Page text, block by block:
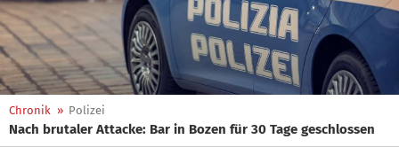
Chronik » Polizei
Nach brutaler Attacke: Bar in Bozen für 30 Tage geschlossen